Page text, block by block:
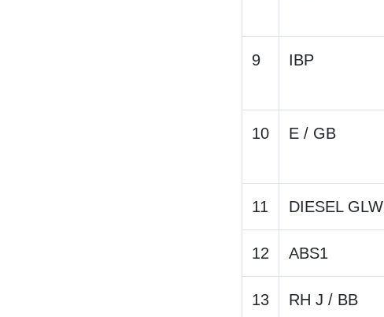
9 IBP
10 E / GB
11 DIESEL GLW
12 ABS1
13 RH J / BB